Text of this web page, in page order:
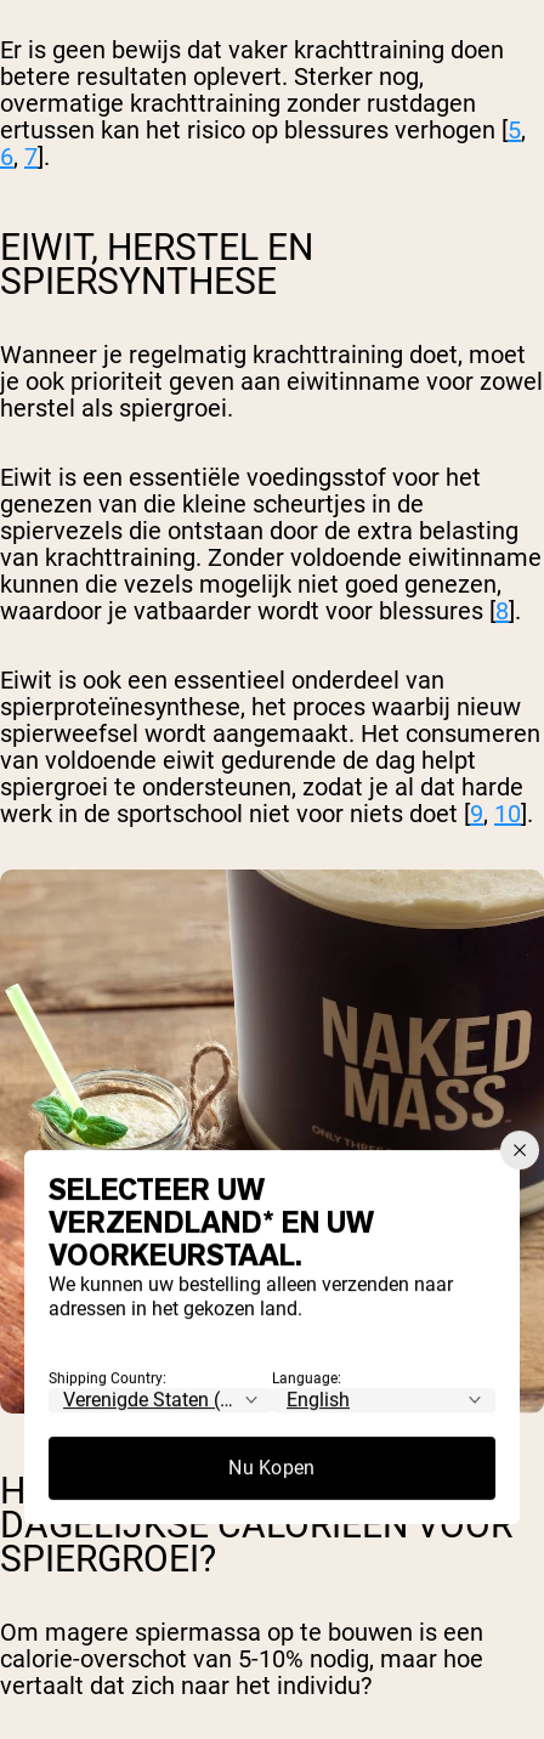
Er is geen bewijs dat vaker krachttraining doen
betere resultaten oplevert. Sterker nog,
overmatige krachttraining zonder rustdagen
ertussen kan het risico op blessures verhogen [5,
6, 7].
EIWIT, HERSTEL EN
SPIERSYNTHESE
Wanneer je regelmatig krachttraining doet, moet
je ook prioriteit geven aan eiwitinname voor zowel
herstel als spiergroei.
Eiwit is een essentiële voedingsstof voor het
genezen van die kleine scheurtjes in de
spiervezels die ontstaan door de extra belasting
van krachttraining. Zonder voldoende eiwitinname
kunnen die vezels mogelijk niet goed genezen,
waardoor je vatbaarder wordt voor blessures [8].
Eiwit is ook een essentieel onderdeel van
spierproteïnesynthese, het proces waarbij nieuw
spierweefsel wordt aangemaakt. Het consumeren
van voldoende eiwit gedurende de dag helpt
spiergroei te ondersteunen, zodat je al dat harde
werk in de sportschool niet voor niets doet [9, 10].
HOE BEREKEN IK MIJN
DAGELIJKSE CALORIEËN VOOR
SPIERGROEI?
Om magere spiermassa op te bouwen is een
calorie-overschot van 5-10% nodig, maar hoe
vertaalt dat zich naar het individu?
SELECTEER UW
VERZENDLAND* EN UW
VOORKEURSTAAL.
We kunnen uw bestelling alleen verzenden naar
adressen in het gekozen land.
Shipping Country: Language:
Nu Kopen